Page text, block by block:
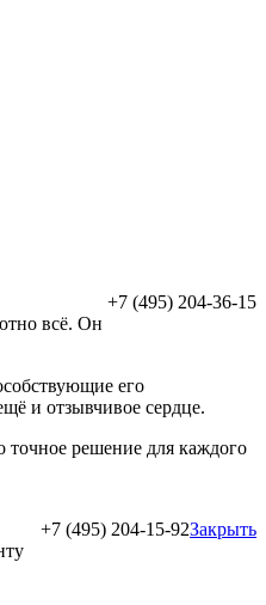
+7 (495) 204-36-15
всё. Он
его
и отзывчивое сердце.
точное решение для каждого
Закрыть
+7 (495) 204-15-92